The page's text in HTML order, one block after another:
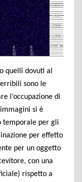
quelli dovuti al
sono le
l’occupazione di
si è
temporale per gli
per effetto
per un oggetto
con una
rispetto a